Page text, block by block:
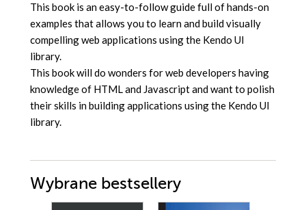
This book is an easy-to-follow guide full of hands-on
examples that allows you to learn and build visually
compelling web applications using the Kendo UI
library.
This book will do wonders for web developers having
knowledge of HTML and Javascript and want to polish
their skills in building applications using the Kendo UI
library.
Wybrane bestsellery